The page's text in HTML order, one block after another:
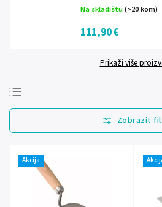
Na skladištu(>20 kom)
111,90 €
Prikaži više
Najprodavanije
Najjeftinije
Abecedno
Akcija